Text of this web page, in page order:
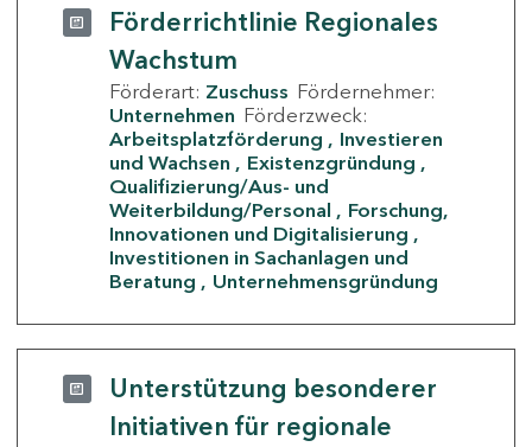
Förderrichtlinie Regionales
Wachstum
Förderart: Zuschuss Fördernehmer:
Unternehmen Förderzweck:
Arbeitsplatzförderung
Investieren
und Wachsen
Existenzgründung
Qualifizierung/Aus- und
Weiterbildung/Personal
Forschung,
Innovationen und Digitalisierung
Investitionen in Sachanlagen und
Beratung
Unternehmensgründung
Unterstützung besonderer
Initiativen für regionale